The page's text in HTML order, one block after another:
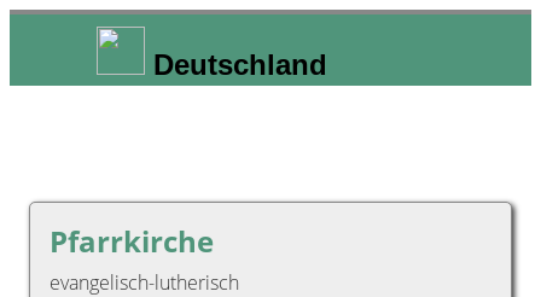
Deutschland
Pfarrkirche
evangelisch-lutherisch